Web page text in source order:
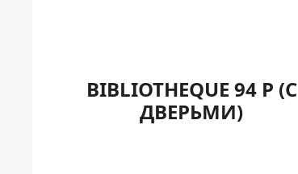
BIBLIOTHEQUE 94 P (С
ДВЕРЬМИ)